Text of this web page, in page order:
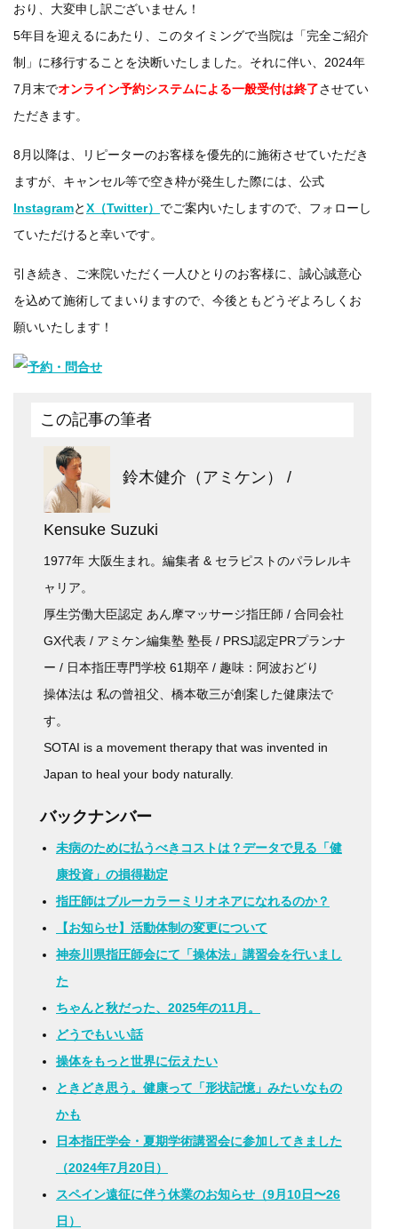
おり、大変申し訳ございません！
5年目を迎えるにあたり、このタイミングで当院は「完全ご紹介
制」に移行することを決断いたしました。それに伴い、2024年
7月末でオンライン予約システムによる一般受付は終了させてい
ただきます。
8月以降は、リピーターのお客様を優先的に施術させていただき
ますが、キャンセル等で空き枠が発生した際には、公式
InstagramとX（Twitter） でご案内いたしますので、フォローし
ていただけると幸いです。
引き続き、ご来院いただく一人ひとりのお客様に、誠心誠意心
を込めて施術してまいりますので、今後ともどうぞよろしくお
願いいたします！
この記事の筆者
鈴木健介（アミケン） /
Kensuke Suzuki
1977年 大阪生まれ。編集者 & セラピストのパラレルキ
ャリア。
厚生労働大臣認定 あん摩マッサージ指圧師 / 合同会社
GX代表 / アミケン編集塾 塾長 / PRSJ認定PRプランナ
ー / 日本指圧専門学校 61期卒 / 趣味：阿波おどり
操体法は 私の曾祖父、橋本敬三が創案した健康法で
す。
SOTAI is a movement therapy that was invented in
Japan to heal your body naturally.
バックナンバー
未病のために払うべきコストは？データで見る「健
康投資」の損得勘定
指圧師はブルーカラーミリオネアになれるのか？
【お知らせ】活動体制の変更について
神奈川県指圧師会にて「操体法」講習会を行いまし
た
ちゃんと秋だった、2025年の11月。
どうでもいい話
操体をもっと世界に伝えたい
ときどき思う。健康って「形状記憶」みたいなもの
かも
日本指圧学会・夏期学術講習会に参加してきました
（2024年7月20日）
スペイン遠征に伴う休業のお知らせ（9月10日〜26
日）